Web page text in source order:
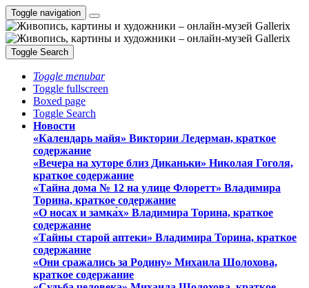
Toggle navigation
Toggle Search
Toggle menubar
Toggle fullscreen
Boxed page
Toggle Search
Новости
«Календарь майя» Виктории Ледерман, краткое
содержание
«Вечера на хуторе близ Диканьки» Николая Гоголя,
краткое содержание
«Тайна дома № 12 на улице Флоретт» Владимира
Торина, краткое содержание
«О носах и замка́х» Владимира Торина, краткое
содержание
«Тайны старой аптеки» Владимира Торина, краткое
содержание
«Они сражались за Родину» Михаила Шолохова,
краткое содержание